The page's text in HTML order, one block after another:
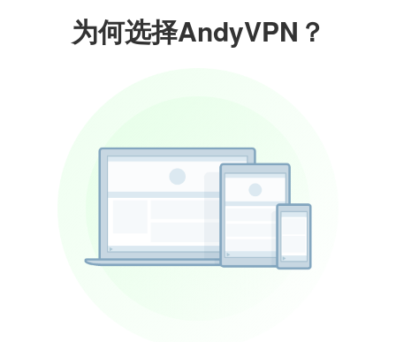
为何选择AndyVPN？